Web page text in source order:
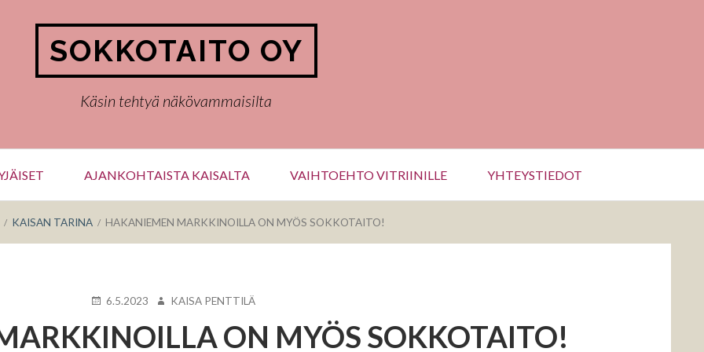
SOKKOTAITO OY
Käsin tehtyä näkövammaisilta
AJANKOHTAISTA KAISALTA VAIHTOEHTO VITRIINILLE YHTEYSTIEDOT
KAISAN TARINA HAKANIEMEN MARKKINOILLA ON MYÖS SOKKOTAITO!
KIRJOITETTU
6.5.2023 KIRJOITTAJA
KAISA PENTTILÄ
ON MYÖS SOKKOTAITO!